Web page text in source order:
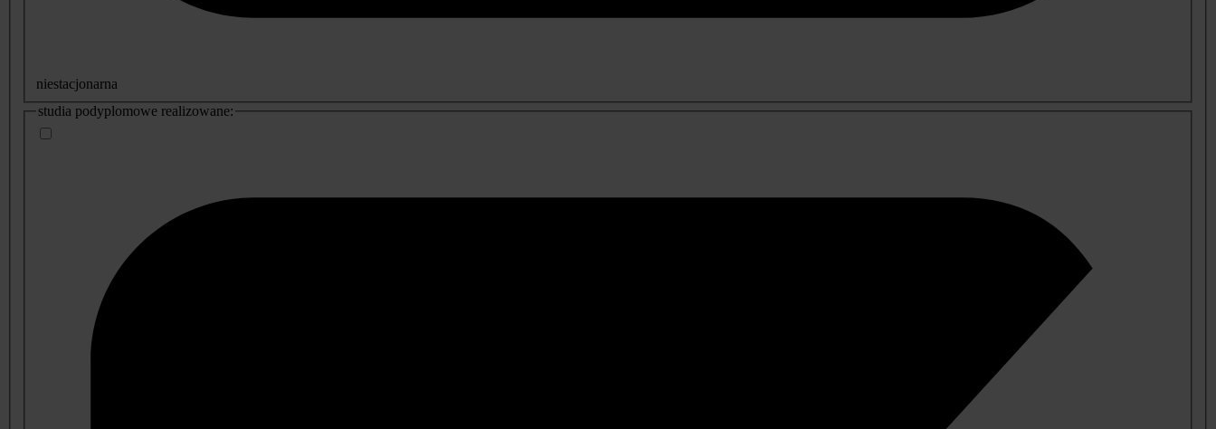
niestacjonarna
studia podyplomowe realizowane: